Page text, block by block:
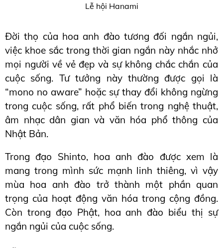
Lễ hội Hanami
Đời thọ của hoa anh đào tương đối ngắn ngủi,
việc khoe sắc trong thời gian ngắn này nhắc nhở
mọi người về vẻ đẹp và sự không chắc chắn của
cuộc sống. Tư tưởng này thường được gọi là
“mono no aware” hoặc sự thay đổi không ngừng
trong cuộc sống, rất phổ biến trong nghệ thuật,
âm nhạc dân gian và văn hóa phổ thông của
Nhật Bản.
Trong đạo Shinto, hoa anh đào được xem là
mang trong mình sức mạnh linh thiêng, vì vậy
mùa hoa anh đào trở thành một phần quan
trọng của hoạt động văn hóa trong cộng đồng.
Còn trong đạo Phật, hoa anh đào biểu thị sự
ngắn ngủi của cuộc sống.